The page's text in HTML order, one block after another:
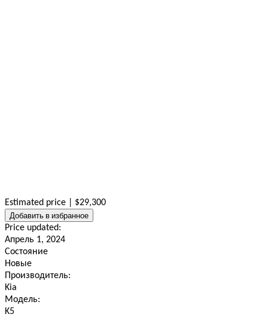
Estimated price | $29,300
Добавить в избранное
Price updated:
Апрель 1, 2024
Состояние
Новые
Производитель:
Kia
Модель:
K5